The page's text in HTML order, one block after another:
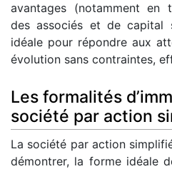
avantages (notamment en
des associés et de
idéale pour répondre aux
évolution sans contraintes,
Les formalités
société par action
La société par action
démontrer, la forme idéale